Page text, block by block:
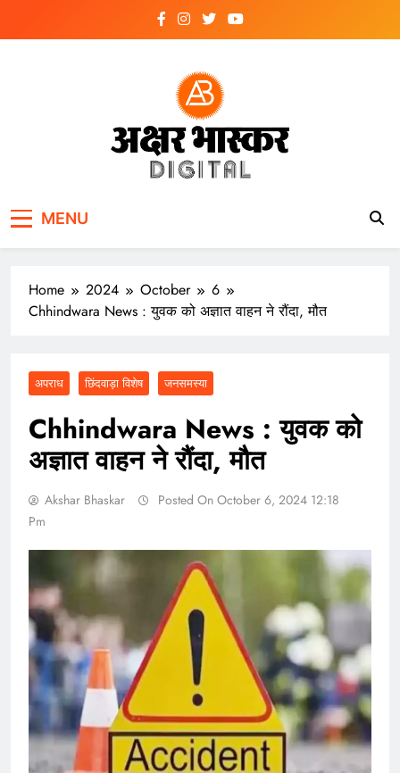
MENU
Home 2024 October
6
Chhindwara News : युवक को अज्ञात वाहन ने रौंदा, मौत
अपराध छिंदवाड़ा विशेष जनसमस्या
Chhindwara News : युवक को
अज्ञात वाहन ने रौंदा, मौत
Akshar Bhaskar
Posted On October 6, 2024 12:18
Pm